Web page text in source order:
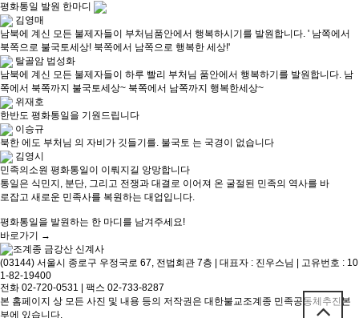
평화통일 발원 한마디
김영매
남북에 계신 모든 불제자들이 부처님품안에서 행복하시기를 발원합니다. ' 남쪽에서
북쪽으로 불국토세상! 북쪽에서 남쪽으로 행복한 세상!'
탈골암 법성화
남북에 계신 모든 불제자들이 하루 빨리 부처님 품안에서 행복하기를 발원합니다. 남
쪽에서 북쪽까지 불국토세상~ 북쪽에서 남쪽까지 행복한세상~
위재호
한반도 평화통일을 기원드립니다
이승규
북한 에도 부처님 의 자비가 깃들기를. 불국토 는 국경이 없습니다
김영시
민족의소원 평화통일이 이뤄지길 앙망합니다
통일은 식민지, 분단, 그리고 전쟁과 대결로 이어져 온 굴절된 민족의 역사를 바
로잡고 새로운 민족사를 복원하는 대업입니다.
평화통일을 발원하는 한 마디를 남겨주세요!
바로가기 →
(03144) 서울시 종로구 우정국로 67, 전법회관 7층 | 대표자 : 진우스님 | 고유번호 : 10
1-82-19400
전화 02-720-0531 | 팩스 02-733-8287
본 홈페이지 상 모든 사진 및 내용 등의 저작권은 대한불교조계종 민족공동체추진본
부에 있습니다.